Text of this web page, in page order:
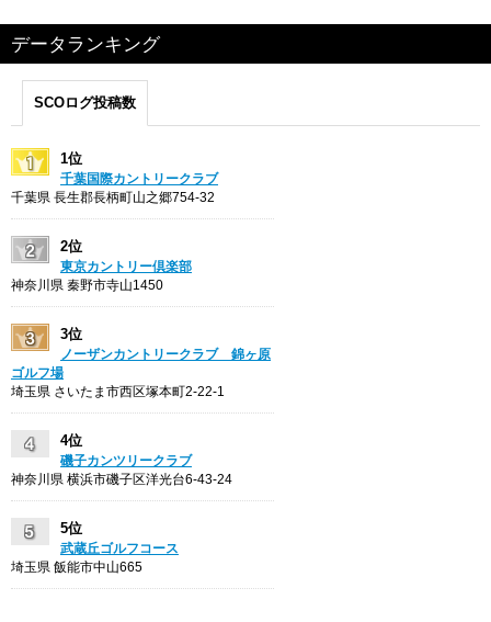
データランキング
SCOログ投稿数
1位
千葉国際カントリークラブ
千葉県 長生郡長柄町山之郷754-32
2位
東京カントリー倶楽部
神奈川県 秦野市寺山1450
3位
ノーザンカントリークラブ 錦ヶ原
ゴルフ場
埼玉県 さいたま市西区塚本町2-22-1
4位
磯子カンツリークラブ
神奈川県 横浜市磯子区洋光台6-43-24
5位
武蔵丘ゴルフコース
埼玉県 飯能市中山665